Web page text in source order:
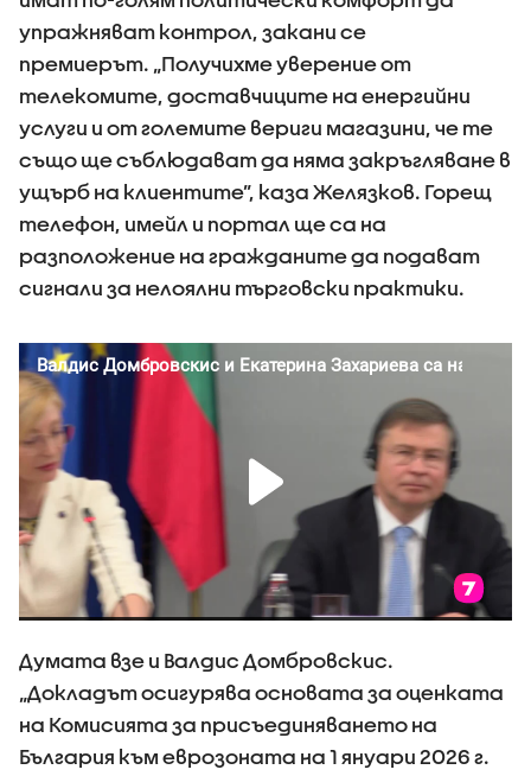
упражняват контрол, закани се
премиерът. „Получихме уверение от
телекомите, доставчиците на енергийни
услуги и от големите вериги магазини, че те
също ще съблюдават да няма закръгляване в
ущърб на клиентите”, каза Желязков. Горещ
телефон, имейл и портал ще са на
разположение на гражданите да подават
сигнали за нелоялни търговски практики.
Думата взе и Валдис Домбровскис.
„Докладът осигурява основата за оценката
на Комисията за присъединяването на
България към еврозоната на 1 януари 2026 г.